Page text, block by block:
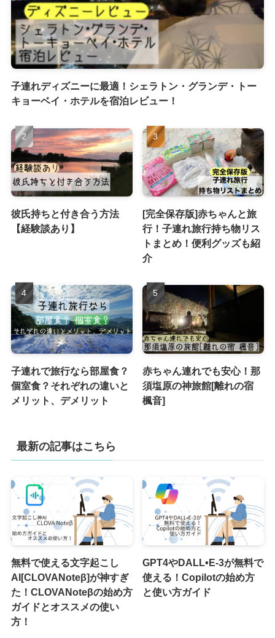
子連れディズニーに最適！シェラトン・グランデ・トー
キョーベイ・ホテルを宿泊レビュー！
彼氏持ちと付き合う方法
【経験談あり】
[完全保存版]赤ちゃんと旅
行！子連れ旅行持ち物リス
トまとめ！便利グッズも紹
介
子連れで旅行なら部屋食？
個室食？それぞれの違いと
メリット、デメリット
赤ちゃん連れでも安心！那
須塩原の神旅館[離れの宿
楓音]
最新の記事はこちら
無料で使える文字起こし
AI[CLOVANoteβ]が神すぎ
た！CLOVANoteβの始め方
ガイドとオススメの使い
方！
GPT4やDALL•E-3が無料で
使える！Copilotの始め方
と使い方ガイド